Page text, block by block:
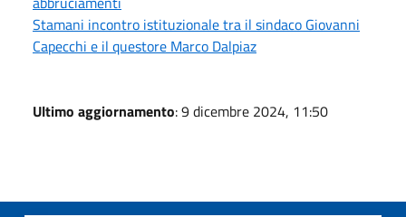
Stamani incontro istituzionale tra il sindaco Giovanni
Capecchi e il questore Marco Dalpiaz
Ultimo aggiornamento: 9 dicembre 2024, 11:50